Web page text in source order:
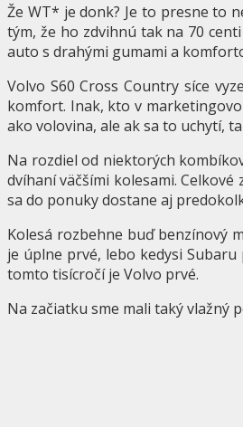
Že WT* je donk? Je to presne to
tým, že ho zdvihnú tak na 70
auto s drahými gumami a
Volvo S60 Cross Country síce
komfort. Inak, kto v
ako volovina, ale ak sa to uchytí,
Na rozdiel od niektorých
dvíhaní väčšími kolesami.
sa do ponuky dostane aj
Kolesá rozbehne buď benzínový
je úplne prvé, lebo kedysi Subaru
tomto tisícročí je Volvo prvé.
Na začiatku sme mali taký vlažný